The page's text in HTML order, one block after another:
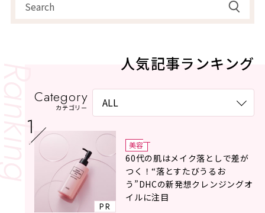
人気記事ランキング
Category
カテゴリー
PR
美容
60代の肌はメイク落としで差が
つく！“落とすたびうるお
う”DHCの新発想クレンジングオ
イルに注目